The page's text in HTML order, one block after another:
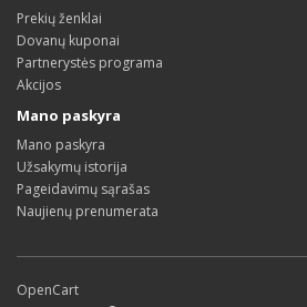
Prekių ženklai
Dovanų kuponai
Partnerystės programa
Akcijos
Mano paskyra
Mano paskyra
Užsakymų istorija
Pageidavimų sąrašas
Naujienų prenumerata
OpenCart